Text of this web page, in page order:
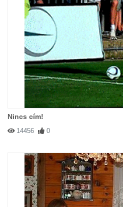
Nincs cím!
14456 0